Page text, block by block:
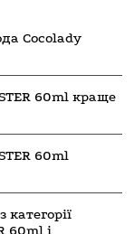
Cocolady
60ml краще
60ml
60ml і